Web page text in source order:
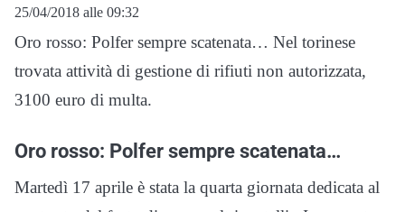
25/04/2018 alle 09:32
Oro rosso: Polfer sempre scatenata… Nel torinese
trovata attività di gestione di rifiuti non autorizzata,
3100 euro di multa.
Oro rosso: Polfer sempre scatenata…
Martedì 17 aprile è stata la quarta giornata dedicata al